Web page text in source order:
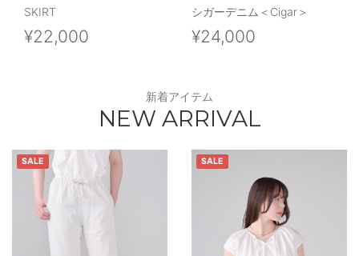
SKIRT
¥22,000
シガーデニム＜Cigar＞
¥24,000
新着アイテム
NEW ARRIVAL
SALE SALE